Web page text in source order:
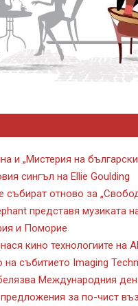
и „Мистерия на
сингъл на Ellie Goulding
събират отново за
представя музиката
и Поморие
кино технологиите на
на събитието Imaging
Международния
за по-чист